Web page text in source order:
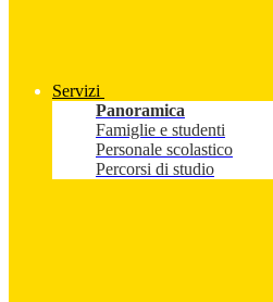
Servizi
Panoramica
Famiglie e studenti
Personale scolastico
Percorsi di studio